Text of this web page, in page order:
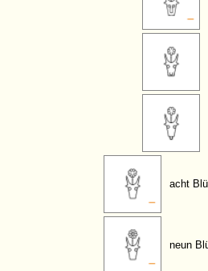
acht
neun